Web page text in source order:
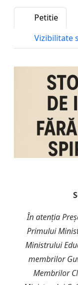
Petitie
Vizibilitate
În atenția
Primului
Ministrului
membrilor
Membrilor